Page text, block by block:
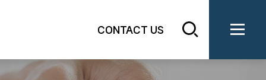
CONTACT US